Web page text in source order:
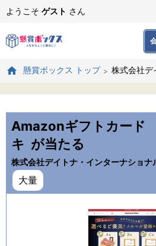
ようこそ ゲスト さん
懸賞ボックス トップ 株式会社デ
Amazonギフトカード
キ が当たる
株式会社デイトナ・インターナショナ
大量